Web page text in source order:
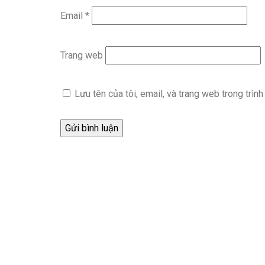
Email *
Trang web
Lưu tên của tôi, email, và trang web trong